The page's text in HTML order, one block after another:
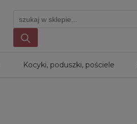
Kocyki, poduszki, pościele